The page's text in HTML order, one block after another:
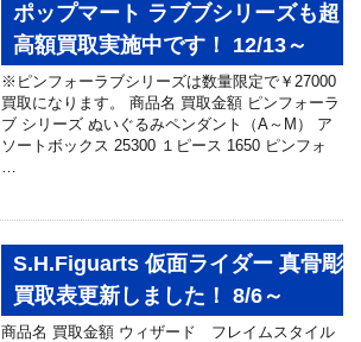
ポップマート ラブブシリーズも超
高額買取実施中です！ 12/13～
※ピンフォーラブシリーズは数量限定で￥27000
買取になります。 商品名 買取金額 ピンフォーラ
ブ シリーズ ぬいぐるみペンダント（A～M） ア
ソートボックス 25300 １ピース 1650 ピンフォ
…
S.H.Figuarts 仮面ライダー 真骨彫
買取表更新しました！ 8/6～
商品名 買取金額 ウィザード フレイムスタイル